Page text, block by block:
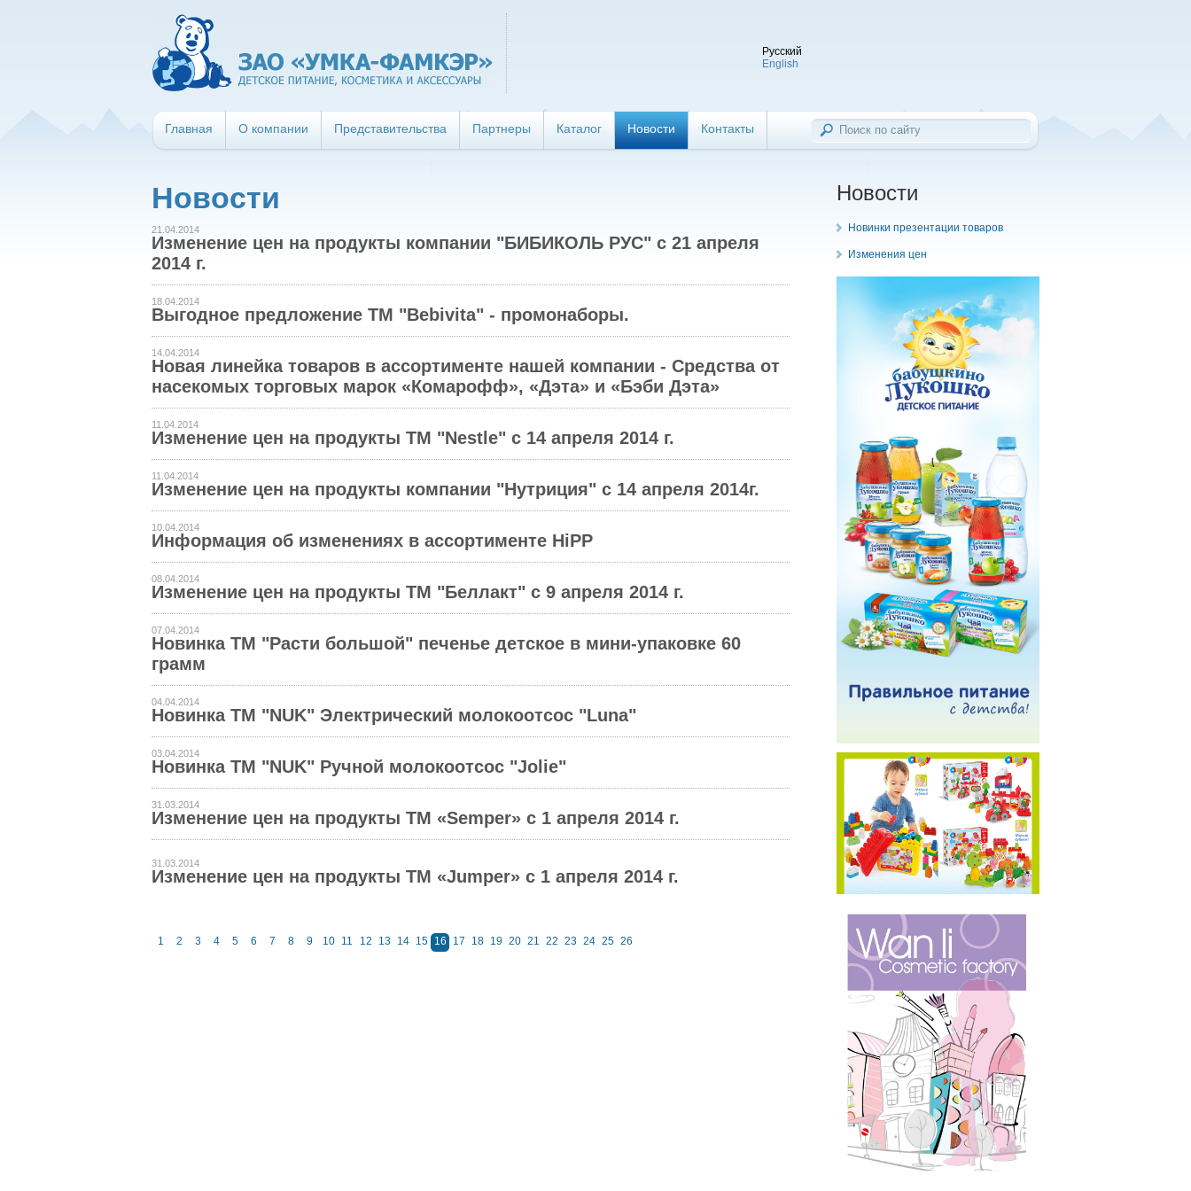
Русский
English
Главная О компании Представительства Партнеры Каталог Новости Контакты
Новости
21.04.2014
Изменение цен на продукты компании "БИБИКОЛЬ РУС" с 21 апреля
2014 г.
18.04.2014
Выгодное предложение ТМ "Bebivita" - промонаборы.
14.04.2014
Новая линейка товаров в ассортименте нашей компании - Средства от
насекомых торговых марок «Комарофф», «Дэта» и «Бэби Дэта»
11.04.2014
Изменение цен на продукты ТМ "Nestle" с 14 апреля 2014 г.
11.04.2014
Изменение цен на продукты компании "Нутриция" с 14 апреля 2014г.
10.04.2014
Информация об изменениях в ассортименте HiPP
08.04.2014
Изменение цен на продукты ТМ "Беллакт" с 9 апреля 2014 г.
07.04.2014
Новинка ТМ "Расти большой" печенье детское в мини-упаковке 60
грамм
04.04.2014
Новинка ТМ "NUK" Электрический молокоотсос "Luna"
03.04.2014
Новинка ТМ "NUK" Ручной молокоотсос "Jolie"
31.03.2014
Изменение цен на продукты ТМ «Semper» с 1 апреля 2014 г.
31.03.2014
Изменение цен на продукты ТМ «Jumper» с 1 апреля 2014 г.
1 2 3 4 5 6 7 8 9 10 11 12 13 14 15 16 17 18 19 20 21 22 23 24 25 26
Новости
Новинки презентации товаров
Изменения цен